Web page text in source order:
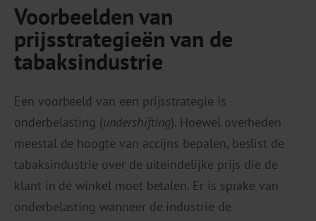
Voorbeelden van
prijsstrategieën van de
tabaksindustrie
Een voorbeeld van een prijsstrategie is
onderbelasting (undershifting). Hoewel overheden
meestal de hoogte van accijns bepalen, beslist de
tabaksindustrie over de uiteindelijke prijs die de
klant in de winkel moet betalen. Er is sprake van
onderbelasting wanneer de industrie de